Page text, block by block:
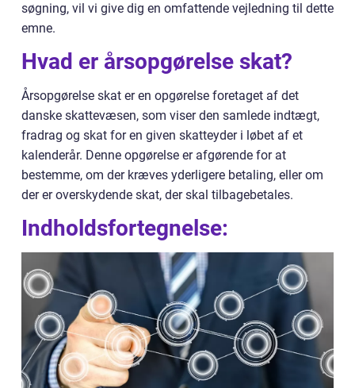
søgning, vil vi give dig en omfattende vejledning til dette
emne.
Hvad er årsopgørelse skat?
Årsopgørelse skat er en opgørelse foretaget af det
danske skattevæsen, som viser den samlede indtægt,
fradrag og skat for en given skatteyder i løbet af et
kalenderår. Denne opgørelse er afgørende for at
bestemme, om der kræves yderligere betaling, eller om
der er overskydende skat, der skal tilbagebetales.
Indholdsfortegnelse: